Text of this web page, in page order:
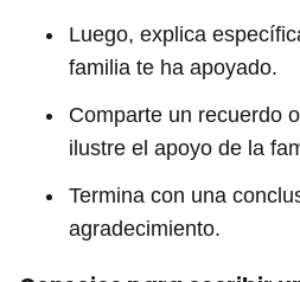
Luego, explica
familia te ha apoyado.
Comparte un recuerdo
ilustre el apoyo de la
Termina con una
agradecimiento.